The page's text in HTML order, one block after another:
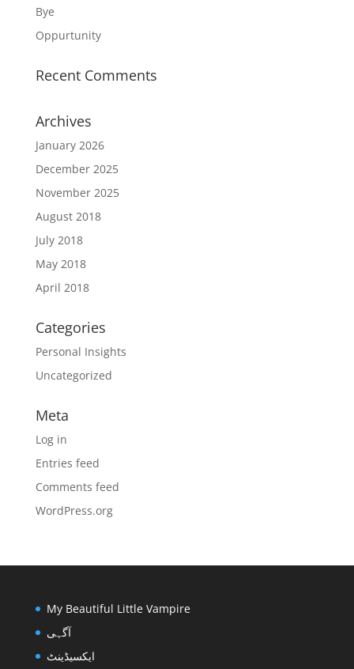
Bye
Oppurtunity
Recent Comments
Archives
January 2026
December 2025
November 2025
August 2018
July 2018
May 2018
April 2018
Categories
Personal Insights
Uncategorized
Meta
Log in
Entries feed
Comments feed
WordPress.org
My Beautiful Little Vampire
آگہی
ایکسیڈینٹ